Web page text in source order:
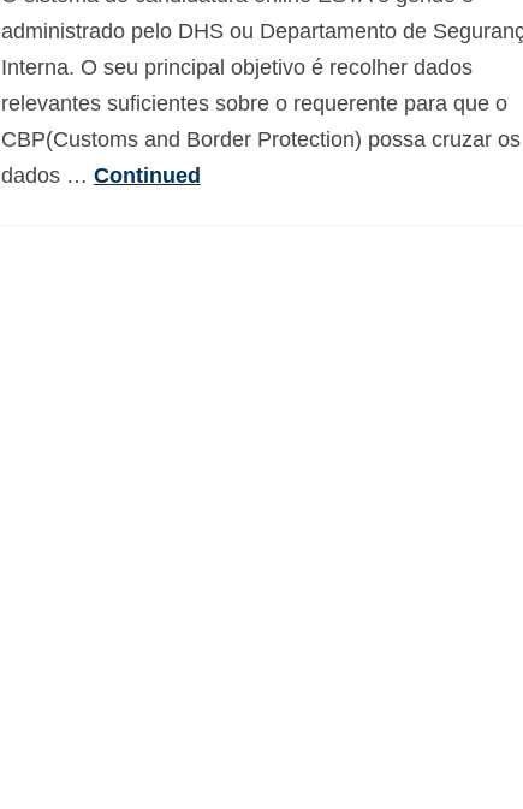
administrado pelo DHS ou Departamento de
Interna. O seu principal objetivo é recolher dados
relevantes suficientes sobre o requerente para que o
CBP(Customs and Border Protection) possa cruzar os
dados … Continued